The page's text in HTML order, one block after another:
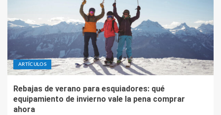
ARTÍCULOS
Rebajas de verano para esquiadores: qué
equipamiento de invierno vale la pena comprar
ahora